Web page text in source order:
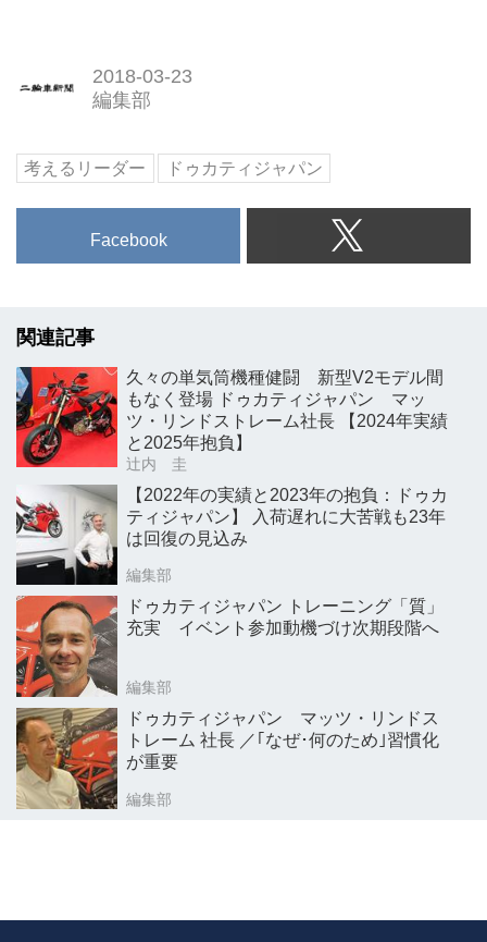
2018-03-23
編集部
考えるリーダー ドゥカティジャパン
Facebook
関連記事
久々の単気筒機種健闘 新型V2モデル間
もなく登場 ドゥカティジャパン マッ
ツ・リンドストレーム社長 【2024年実績
と2025年抱負】
辻内 圭
【2022年の実績と2023年の抱負：ドゥカ
ティジャパン】 入荷遅れに大苦戦も23年
は回復の見込み
編集部
ドゥカティジャパン トレーニング「質」
充実 イベント参加動機づけ次期段階へ
編集部
ドゥカティジャパン マッツ・リンドス
トレーム 社長 ／｢なぜ･何のため｣習慣化
が重要
編集部